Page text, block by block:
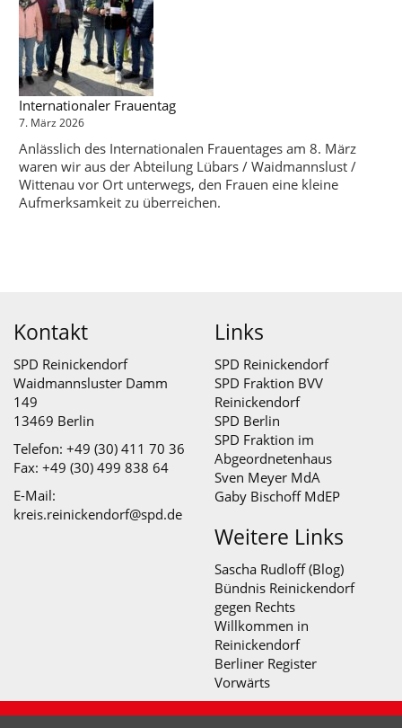
Internationaler Frauentag
7. März 2026
Anlässlich des Internationalen Frauentages am 8. März
waren wir aus der Abteilung Lübars / Waidmannslust /
Wittenau vor Ort unterwegs, den Frauen eine kleine
Aufmerksamkeit zu überreichen.
Kontakt
SPD Reinickendorf
Waidmannsluster Damm
149
13469 Berlin
Telefon: +49 (30) 411 70 36
Fax: +49 (30) 499 838 64
E-Mail:
kreis.reinickendorf@spd.de
Links
SPD Reinickendorf
SPD Fraktion BVV
Reinickendorf
SPD Berlin
SPD Fraktion im
Abgeordnetenhaus
Sven Meyer MdA
Gaby Bischoff MdEP
Weitere Links
Sascha Rudloff (Blog)
Bündnis Reinickendorf
gegen Rechts
Willkommen in
Reinickendorf
Berliner Register
Vorwärts